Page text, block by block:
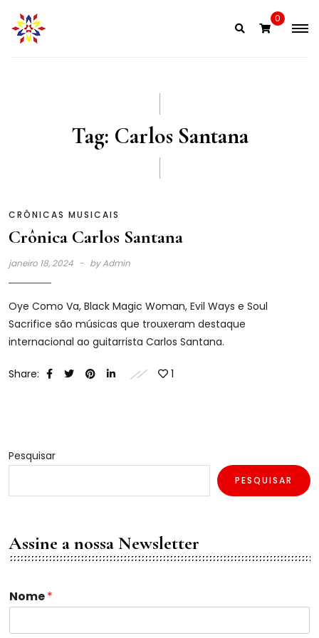
content
0
Tag: Carlos Santana
CRÔNICAS MUSICAIS
Crônica Carlos Santana
janeiro 18, 2024 byAdmin
Oye Como Va, Black Magic Woman, Evil Ways e Soul
Sacrifice são músicas que trouxeram destaque
internacional ao guitarrista Carlos Santana.
Share: 1
Pesquisar
PESQUISAR
Assine a nossa Newsletter
Nome*